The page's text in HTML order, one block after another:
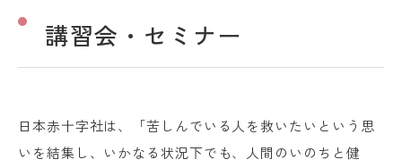
講習会・セミナー
日本赤十字社は、「苦しんでいる人を救いたいという思
いを結集し、いかなる状況下でも、人間のいのちと健